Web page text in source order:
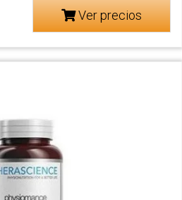
Ver precios